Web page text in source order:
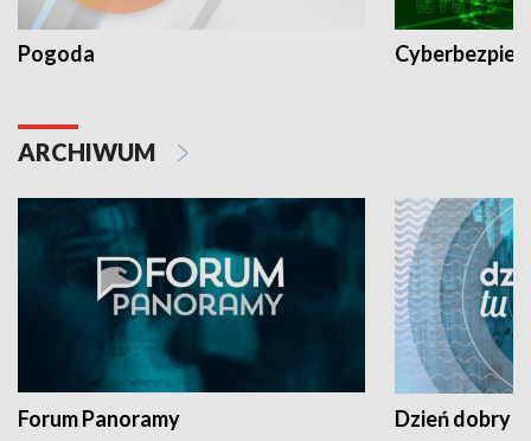
Pogoda
ARCHIWUM
Forum Panoramy Dzień dobry